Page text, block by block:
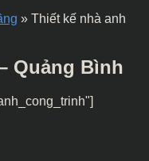
» Thiết kế nhà anh
Quảng Bình